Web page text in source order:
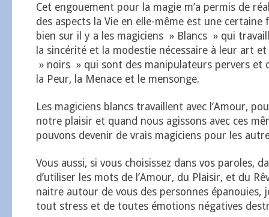
Cet engouement pour la magie m’a permis de
des aspects la Vie en elle-même est une certaine
bien sur il y a les magiciens » Blancs » qui
la sincérité et la modestie nécessaire à leur art
» noirs » qui sont des manipulateurs pervers et
la Peur, la Menace et le mensonge.
Les magiciens blancs travaillent avec l’Amour,
notre plaisir et quand nous agissons avec ces
pouvons devenir de vrais magiciens pour les
Vous aussi, si vous choisissez dans vos paroles,
d’utiliser les mots de l’Amour, du Plaisir, et du
naitre autour de vous des personnes épanouies,
tout stress et de toutes émotions négatives